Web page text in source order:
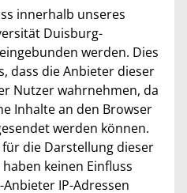
innerhalb unseres
Duisburg-
eingebunden werden. Dies
dass die Anbieter dieser
Nutzer wahrnehmen, da
Inhalte an den Browser
werden können.
die Darstellung dieser
keinen Einfluss
IP-Adressen